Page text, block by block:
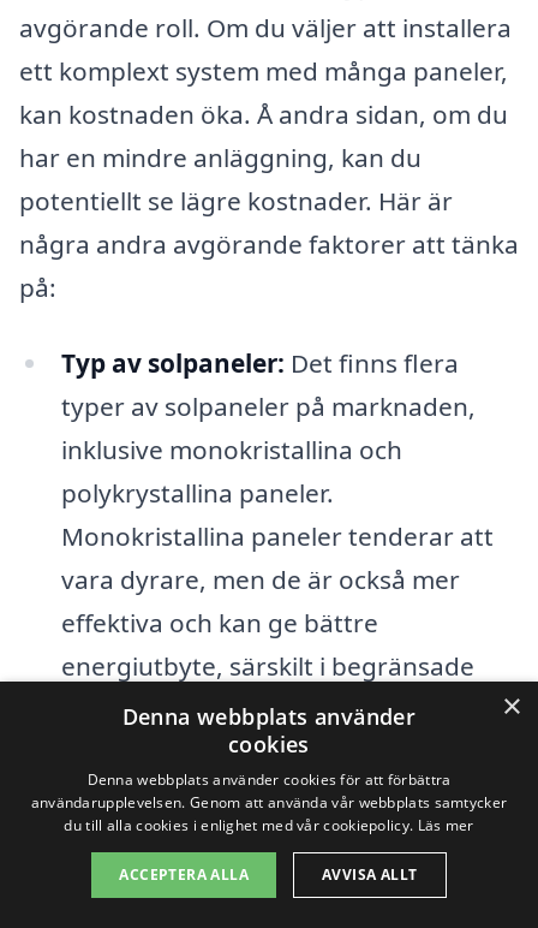
avgörande roll. Om du väljer att installera
ett komplext system med många paneler,
kan kostnaden öka. Å andra sidan, om du
har en mindre anläggning, kan du
potentiellt se lägre kostnader. Här är
några andra avgörande faktorer att tänka
på:
Typ av solpaneler: Det finns flera
typer av solpaneler på marknaden,
inklusive monokristallina och
polykrystallina paneler.
Monokristallina paneler tenderar att
vara dyrare, men de är också mer
effektiva och kan ge bättre
energiutbyte, särskilt i begränsade
utrymmen.
Installationskostnader:Kostnaderna
för installation kan variera beroende
på företag, specifik utrustning och
arbetets komplexitet. Det kan vara bra
×
Denna webbplats använder
cookies
Denna webbplats använder cookies för att förbättra
användarupplevelsen. Genom att använda vår webbplats samtycker
du till alla cookies i enlighet med vår cookiepolicy. Läs mer
ACCEPTERA ALLA AVVISA ALLT